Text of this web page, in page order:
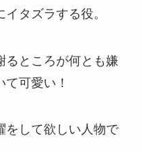
タズラする役。
るところが何とも嫌
可愛い！
をして欲しい人物で